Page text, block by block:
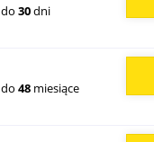
do30dni
do48 miesiące